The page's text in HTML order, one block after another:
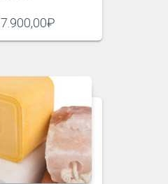
7.900,00₽